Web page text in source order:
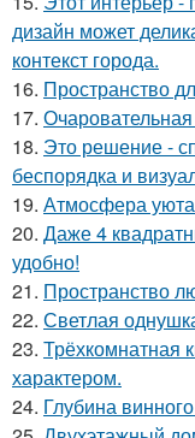
дизайн может
контекст города.
16. Пространство
17. Очаровательная
18. Это решение -
беспорядка и
19. Атмосфера
20. Даже 4
удобно!
21. Пространство
22. Светлая
23. Трёхкомнатная
характером.
24. Глубина